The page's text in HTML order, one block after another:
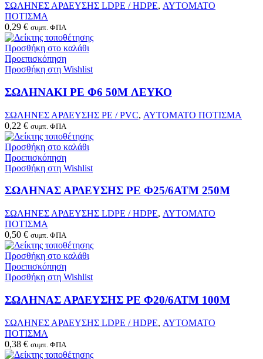
ΣΩΛΗΝΕΣ ΑΡΔΕΥΣΗΣ LDPE / HDPE, ΑΥΤΟΜΑΤΟ
ΠΟΤΙΣΜΑ
0,29 € συμπ. ΦΠΑ
Προσθήκη στο καλάθι
Προεπισκόπηση
Προσθήκη στη Wishlist
ΣΩΛΗΝΑΚΙ PE Φ6 50M ΛΕΥΚΟ
ΣΩΛΗΝΕΣ ΑΡΔΕΥΣΗΣ PE / PVC, ΑΥΤΟΜΑΤΟ ΠΟΤΙΣΜΑ
0,22 € συμπ. ΦΠΑ
Προσθήκη στο καλάθι
Προεπισκόπηση
Προσθήκη στη Wishlist
ΣΩΛΗΝΑΣ ΑΡΔΕΥΣΗΣ PE Φ25/6ΑΤΜ 250Μ
ΣΩΛΗΝΕΣ ΑΡΔΕΥΣΗΣ LDPE / HDPE, ΑΥΤΟΜΑΤΟ
ΠΟΤΙΣΜΑ
0,50 € συμπ. ΦΠΑ
Προσθήκη στο καλάθι
Προεπισκόπηση
Προσθήκη στη Wishlist
ΣΩΛΗΝΑΣ ΑΡΔΕΥΣΗΣ PE Φ20/6ΑΤΜ 100Μ
ΣΩΛΗΝΕΣ ΑΡΔΕΥΣΗΣ LDPE / HDPE, ΑΥΤΟΜΑΤΟ
ΠΟΤΙΣΜΑ
0,38 € συμπ. ΦΠΑ